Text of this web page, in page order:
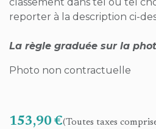
classement dans tel ou tel
reporter à la description ci-
La règle graduée sur la
Photo non contractuelle
153,90 €(Toutes taxes